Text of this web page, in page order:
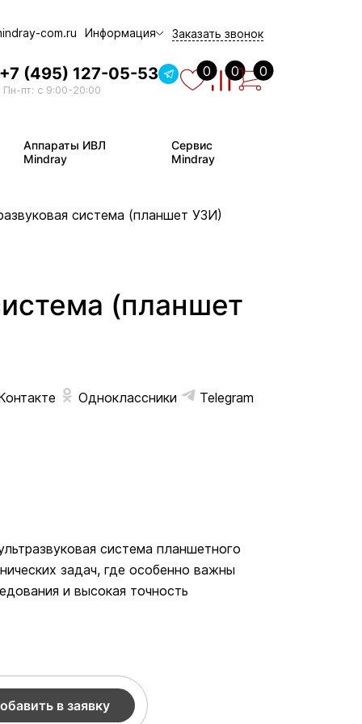
com.ru
Информация
Оплата и доставка
Контакты
Сервис Mindray
Заказать звонок
+7 (495) 127-05-53
Пн-пт: с 9:00-20:00
0 0 0
Аппараты ИВЛ
Mindray
Сервис
Mindray
система (планшет УЗИ)
(планшет
Одноклассники
Telegram
система планшетного
задач, где особенно важны
и высокая точность
в заявку